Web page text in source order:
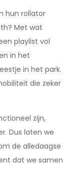
hun rollator
Met wat
playlist vol
in het
in het park.
die zeker
zijn,
Dus laten we
de alledaagse
dat we samen